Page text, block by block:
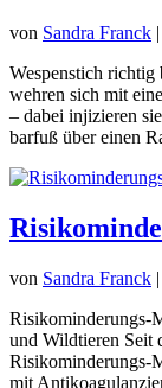
von Sandra Franck |
Wespenstich richtig
wehren sich mit
– dabei injizieren
barfuß über einen
von Sandra Franck |
Risikominderungs-
und Wildtieren Seit
Risikominderungs-
mit